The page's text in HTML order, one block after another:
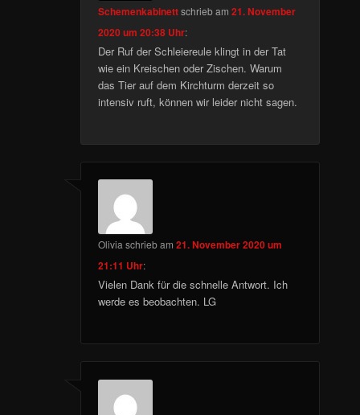
Schemenkabinettschriebam21. November
2020 um 20:38 Uhr:
Der Ruf der Schleiereule klingt in der Tat
wie ein Kreischen oder Zischen. Warum
das Tier auf dem Kirchturm derzeit so
intensiv ruft, können wir leider nicht sagen.
Olivia schriebam21. November 2020 um
21:11 Uhr:
Vielen Dank für die schnelle Antwort. Ich
werde es beobachten. LG